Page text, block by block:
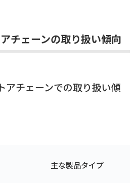
チェーンの取り扱い傾向
アチェーンでの取り扱い傾
主な製品タイプ